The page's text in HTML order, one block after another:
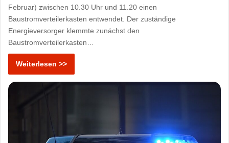
Februar) zwischen 10.30 Uhr und 11.20 einen
Baustromverteilerkasten entwendet. Der zuständige
Energieversorger klemmte zunächst den
Baustromverteilerkasten…
Weiterlesen >>